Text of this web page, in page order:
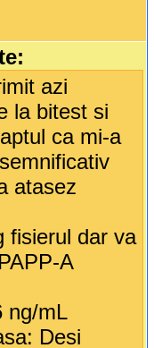
azi
la bitest si
ca mi-a
atasez
fisierul dar va
A
ng/mL
Desi